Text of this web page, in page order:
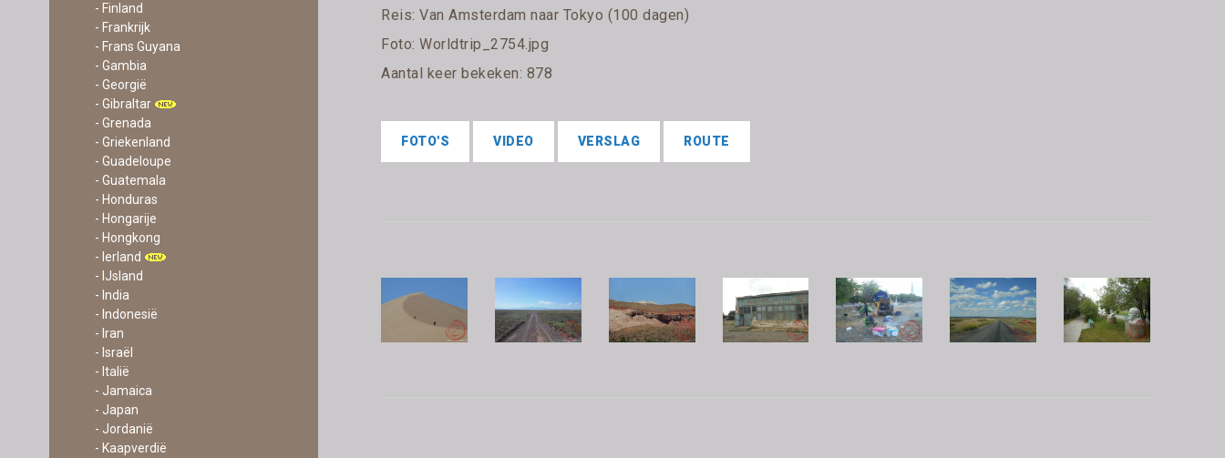
- Finland
- Frankrijk
- Frans Guyana
- Gambia
- Georgië
- Gibraltar
- Grenada
- Griekenland
- Guadeloupe
- Guatemala
- Honduras
- Hongarije
- Hongkong
- Ierland
- IJsland
- India
- Indonesië
- Iran
- Israël
- Italië
- Jamaica
- Japan
- Jordanië
- Kaapverdië
Reis:Van Amsterdam naar Tokyo (100 dagen)
Foto: Worldtrip_2754.jpg
Aantal keer bekeken: 878
FOTO'S VIDEO VERSLAG ROUTE